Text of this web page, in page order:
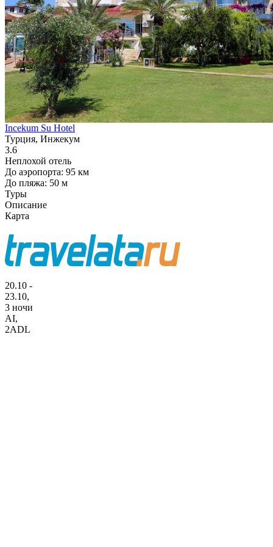
Incekum Su Hotel
Турция, Инжекум
3.6
Неплохой отель
До аэропорта: 95 км
До пляжа: 50 м
Туры
Описание
Карта
20.10 -
23.10,
3 ночи
AI,
2ADL